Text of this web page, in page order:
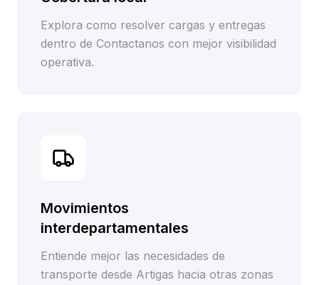
Explora como resolver cargas y entregas
dentro de Contactanos con mejor visibilidad
operativa.
Movimientos
interdepartamentales
Entiende mejor las necesidades de
transporte desde Artigas hacia otras zonas